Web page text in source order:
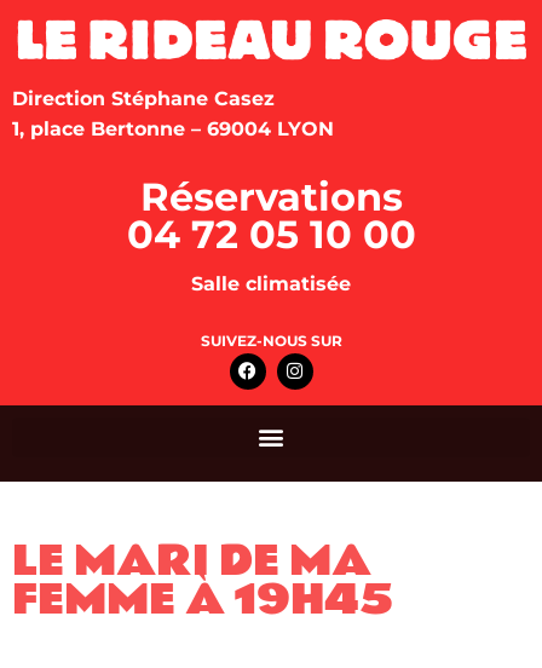
Direction Stéphane Casez
1, place Bertonne – 69004 LYON
Réservations
04 72 05 10 00
Salle climatisée
SUIVEZ-NOUS SUR
LE MARI DE MA
FEMME À 19H45